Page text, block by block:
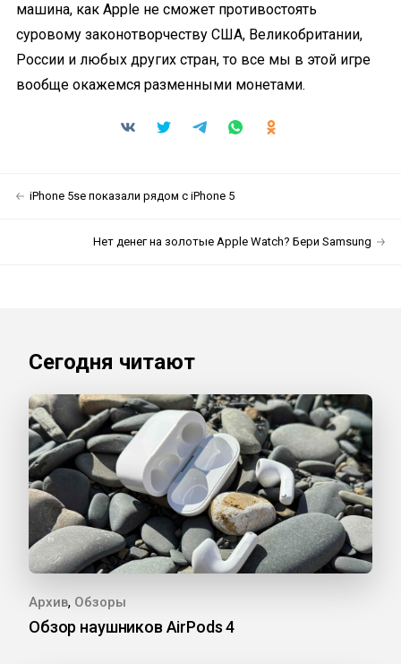
машина, как Apple не сможет противостоять
суровому законотворчеству США, Великобритании,
России и любых других стран, то все мы в этой игре
вообще окажемся разменными монетами.
iPhone 5se показали рядом с iPhone 5
Нет денег на золотые Apple Watch? Бери Samsung
Сегодня читают
Архив, Обзоры
Обзор наушников AirPods 4